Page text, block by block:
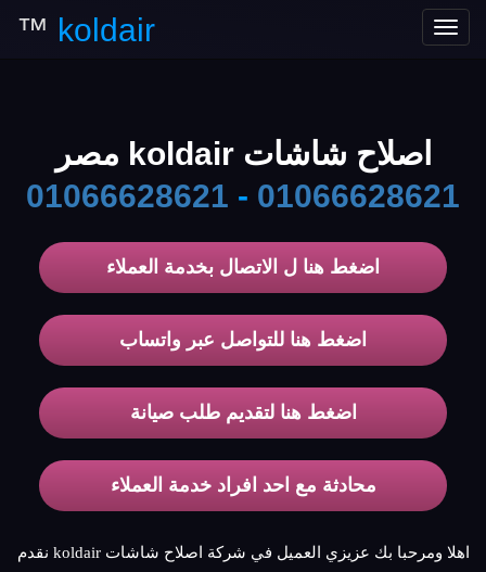
Toggle
koldair
™
اصلاح شاشات koldair مصر
01066628621
-
01066628621
اضغط هنا ل الاتصال بخدمة العملاء
اضغط هنا للتواصل عبر واتساب
اضغط هنا لتقديم طلب صيانة
محادثة مع احد افراد خدمة العملاء
اهلا ومرحبا بك عزيزي العميل في شركة اصلاح شاشات koldair نقدم